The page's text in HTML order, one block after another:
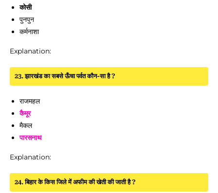
कोसी
पुनपुन
कर्मनाशा
Explanation:
23. झारखंड का सबसे ऊँचा पर्वत कौन-सा है ?
राजमहल
कैमूर
मैकल
पारसनाथ
Explanation:
24. बिहार के किस जिले में अफीम की खेती की जाती है ?